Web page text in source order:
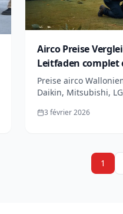
Airco Preise
Leitfaden complet
Preise airco
Daikin, Mitsubishi,
conso réelle.
3 février 2026
1